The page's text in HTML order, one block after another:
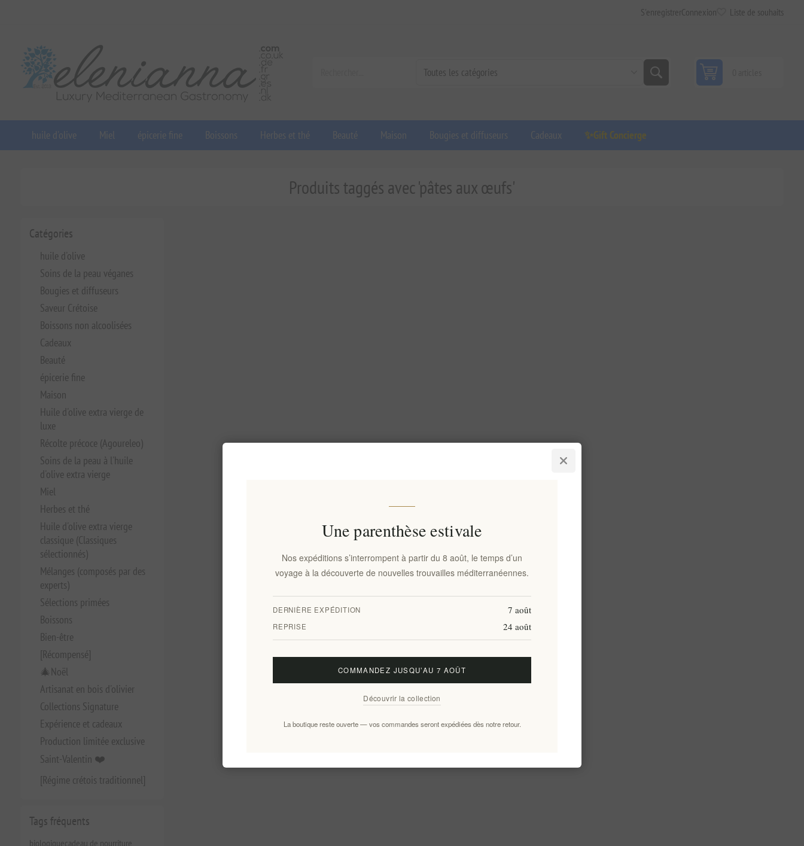
S'enregistrerConnexion Liste de souhaits
huile d'olive Miel épicerie fine Boissons Herbes et thé Beauté Maison Bougies et diffuseurs Cadeaux ✨Gift Concierge
Catégories
huile d'olive
Soins de la peau véganes
Bougies et diffuseurs
Saveur Crétoise
Boissons non alcoolisées
Cadeaux
Beauté
épicerie fine
Maison
Huile d'olive extra vierge de
luxe
Récolte précoce (Agoureleo)
Soins de la peau à l'huile
d'olive extra vierge
Miel
Herbes et thé
Huile d'olive extra vierge
classique (Classiques
sélectionnés)
Mélanges (composés par des
experts)
Sélections primées
Boissons
Bien-être
[Récompensé]
🎄Noël
Artisanat en bois d'olivier
Collections Signature
Expérience et cadeaux
Production limitée exclusive
Saint-Valentin ❤️
[Régime crétois traditionnel]
Tags fréquents
biologiquecadeau de nourriture
Produits taggés avec 'pâtes aux œufs'
Une parenthèse estivale
Nos expéditions s’interrompent à partir du 8 août, le temps d’un
voyage à la découverte de nouvelles trouvailles méditerranéennes.
DERNIÈRE EXPÉDITION 7 août
REPRISE 24 août
COMMANDEZ JUSQU’AU 7 AOÛT
Découvrir la collection
La boutique reste ouverte — vos commandes seront expédiées dès notre retour.